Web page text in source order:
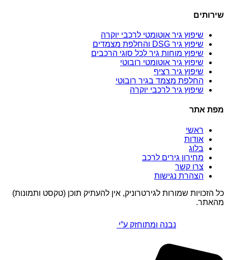
שירותים
שיפוץ גיר אוטומטי לרכבי יוקרה
שיפוץ גיר DSG והחלפת מצמדים
שיפוץ מוחות גיר לכל סוגי הרכבים
שיפוץ גיר אוטומטי רובוטי
שיפוץ גיר רציף
החלפת מצמד בגיר רובוטי
שיפוץ גיר לרכבי יוקרה
מפת אתר
ראשי
אודות
בלוג
מחירון גירים לרכב
צרו קשר
הצהרת נגישות
כל הזכויות שמורות לגירטרוניק, אין להעתיק תוכן (טקסט ותמונות)
מהאתר.
נבנה ומתוחזק ע”י